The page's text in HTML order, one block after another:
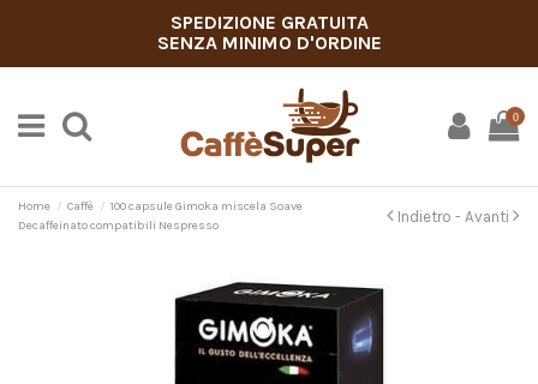
SPEDIZIONE GRATUITA
SENZA MINIMO D'ORDINE
0
Home Caffè
100 capsule Gimoka miscela Soave
Decaffeinato compatibili Nespresso
Indietro - Avanti